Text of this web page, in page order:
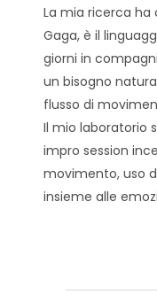
La mia ricerca
Gaga, è il
giorni in
un bisogno
flusso di
Il mio laboratorio
impro session
movimento, uso
insieme alle